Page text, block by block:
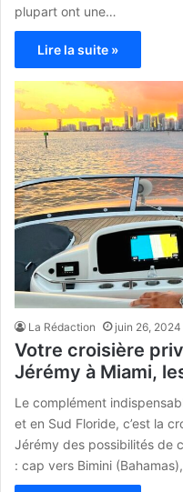
plupart ont une…
Lire la suite »
La Rédaction juin 26, 2024
Votre croisière
Jérémy à Miami,
Le complément
et en Sud Floride, c’est la
Jérémy des possibilités de
: cap vers Bimini